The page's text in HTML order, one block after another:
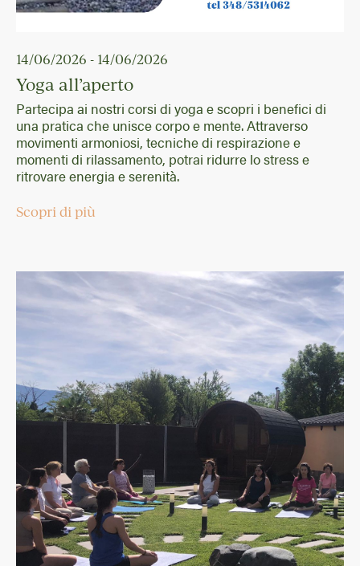
14/06/2026 - 14/06/2026
Yoga all’aperto
Partecipa ai nostri corsi di yoga e scopri i benefici di
una pratica che unisce corpo e mente. Attraverso
movimenti armoniosi, tecniche di respirazione e
momenti di rilassamento, potrai ridurre lo stress e
ritrovare energia e serenità.
Scopri di più